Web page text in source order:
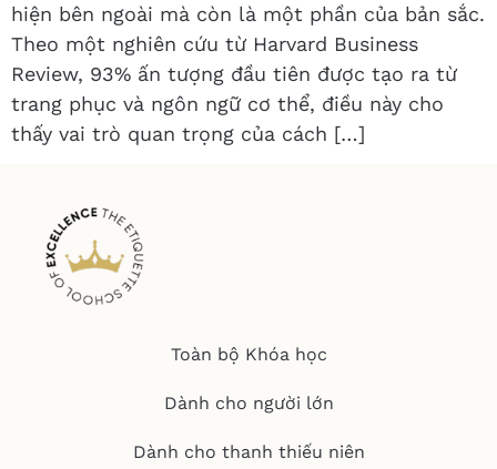
hiện bên ngoài mà còn là một phần của bản sắc.
Theo một nghiên cứu từ Harvard Business
Review, 93% ấn tượng đầu tiên được tạo ra từ
trang phục và ngôn ngữ cơ thể, điều này cho
thấy vai trò quan trọng của cách […]
Toàn bộ Khóa học
Dành cho người lớn
Dành cho thanh thiếu niên